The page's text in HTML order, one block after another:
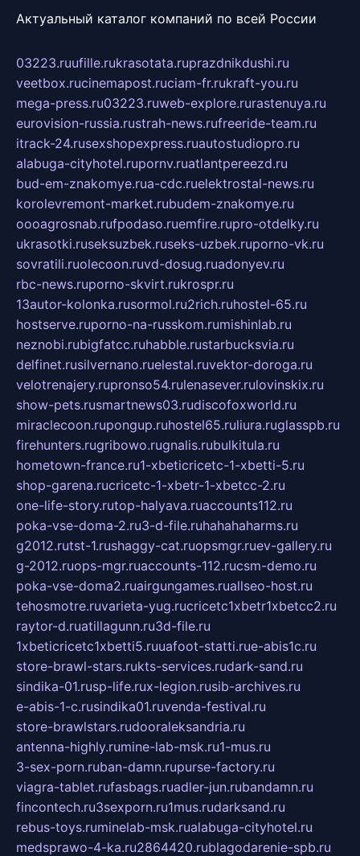
Актуальный каталог компаний по всей России
03223.ruufille.rukrasotata.ruprazdnikdushi.ru
veetbox.rucinemapost.ruciam-fr.rukraft-you.ru
mega-press.ru03223.ruweb-explore.rurastenuya.ru
eurovision-russia.rustrah-news.rufreeride-team.ru
itrack-24.rusexshopexpress.ruautostudiopro.ru
alabuga-cityhotel.rupornv.ruatlantpereezd.ru
bud-em-znakomye.rua-cdc.ruelektrostal-news.ru
korolevremont-market.rubudem-znakomye.ru
oooagrosnab.rufpodaso.ruemfire.rupro-otdelky.ru
ukrasotki.ruseksuzbek.ruseks-uzbek.ruporno-vk.ru
sovratili.ruolecoon.ruvd-dosug.ruadonyev.ru
rbc-news.ruporno-skvirt.rukrospr.ru
13autor-kolonka.rusormol.ru2rich.ruhostel-65.ru
hostserve.ruporno-na-russkom.rumishinlab.ru
neznobi.rubigfatcc.ruhabble.rustarbucksvia.ru
delfinet.rusilvernano.ruelestal.ruvektor-doroga.ru
velotrenajery.rupronso54.rulenasever.rulovinskix.ru
show-pets.rusmartnews03.rudiscofoxworld.ru
miraclecoon.rupongup.ruhostel65.ruliura.ruglasspb.ru
firehunters.rugribowo.rugnalis.rubulkitula.ru
hometown-france.ru1-xbeticricetc-1-xbetti-5.ru
shop-garena.rucricetc-1-xbetr-1-xbetcc-2.ru
one-life-story.rutop-halyava.ruaccounts112.ru
poka-vse-doma-2.ru3-d-file.ruhahahaharms.ru
g2012.rutst-1.rushaggy-cat.ruopsmgr.ruev-gallery.ru
g-2012.ruops-mgr.ruaccounts-112.rucsm-demo.ru
poka-vse-doma2.ruairgungames.ruallseo-host.ru
tehosmotre.ruvarieta-yug.rucricetc1xbetr1xbetcc2.ru
raytor-d.ruatillagunn.ru3d-file.ru
1xbeticricetc1xbetti5.ruuafoot-statti.rue-abis1c.ru
store-brawl-stars.rukts-services.rudark-sand.ru
sindika-01.rusp-life.rux-legion.rusib-archives.ru
e-abis-1-c.rusindika01.ruvenda-festival.ru
store-brawlstars.rudooraleksandria.ru
antenna-highly.rumine-lab-msk.ru1-mus.ru
3-sex-porn.ruban-damn.rupurse-factory.ru
viagra-tablet.rufasbags.ruadler-jun.rubandamn.ru
fincontech.ru3sexporn.ru1mus.rudarksand.ru
rebus-toys.ruminelab-msk.rualabuga-cityhotel.ru
medsprawo-4-ka.ru2864420.rublagodarenie-spb.ru